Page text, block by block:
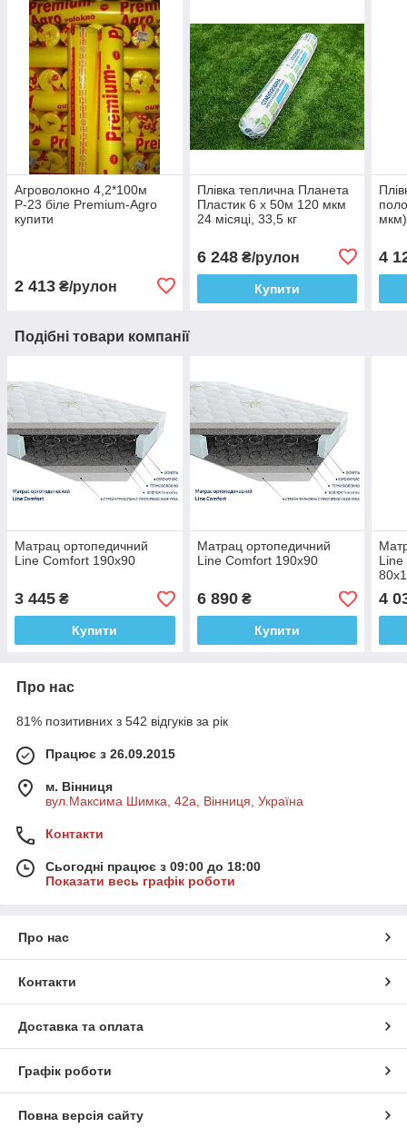
Агроволокно 4,2*100м
Р-23 біле Premium-Agro
купити
2 413 ₴/рулон
Плівка теплична Планета
Пластик 6 х 50м 120 мкм
24 місяці, 33,5 кг
6 248₴/рулон
Купити
мкм)
4
Подібні товари компанії
Матрац ортопедичний
Line Comfort 190х90
3 445 ₴
Купити
Матрац ортопедичний
Line Comfort 190х90
6 890₴
Купити
Line
4
Про нас
81% позитивних з 542 відгуків за рік
Працює з 26.09.2015
м. Вінниця
вул.Максима Шимка, 42а, Вінниця, Україна
Контакти
Сьогодні працює з 09:00 до 18:00
Показати весь графік роботи
Про нас
Контакти
Доставка та оплата
Графік роботи
Повна версія сайту